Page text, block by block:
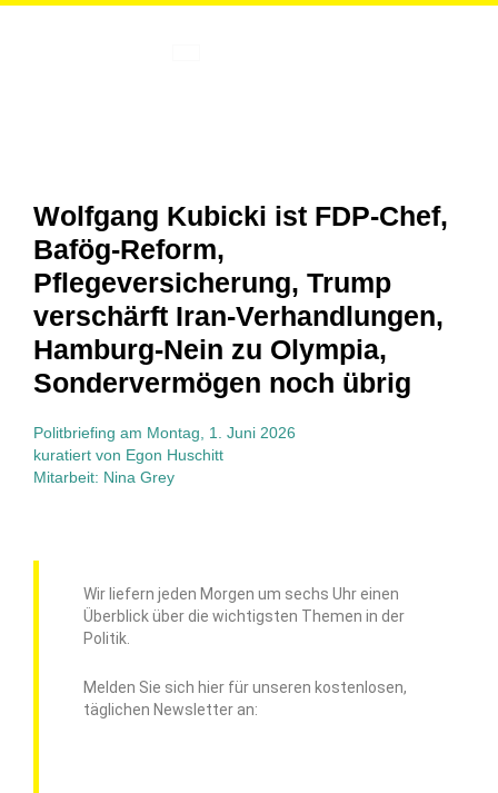
Zum
Wolfgang Kubicki ist FDP-Chef,
Bafög-Reform,
Pflegeversicherung, Trump
verschärft Iran-Verhandlungen,
Hamburg-Nein zu Olympia,
Sondervermögen noch übrig
Politbriefing am Montag, 1. Juni 2026
kuratiert von Egon Huschitt
Mitarbeit: Nina Grey
Wir liefern jeden Morgen um sechs Uhr einen
Überblick über die wichtigsten Themen in der
Politik.
Melden Sie sich hier für unseren kostenlosen,
täglichen Newsletter an: